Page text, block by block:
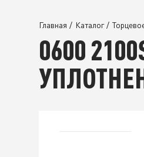
Главная / Каталог /
0600